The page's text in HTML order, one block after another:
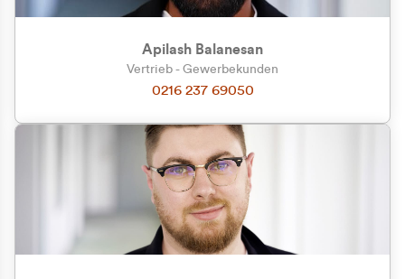
Apilash Balanesan
Vertrieb - Gewerbekunden
0216 237 69050